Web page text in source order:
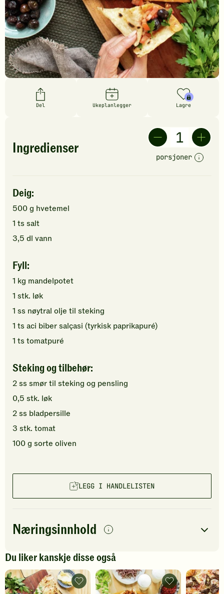
Del Ukeplanlegger Lagre
Ingredienser porsjoner
Deig:
500g hvetemel
1 ts salt
3,5 dl vann
Fyll:
1 kg mandelpotet
1 stk. løk
1 ss nøytral olje til steking
1 ts aci biber salçasi (tyrkisk paprikapuré)
1 ts tomatpuré
Steking og tilbehør:
2ss smørtil steking og pensling
0,5 stk. løk
2ss bladpersille
3 stk. tomat
100g sorte oliven
LEGG I HANDLELISTEN
Næringsinnhold
per porsjon
Navn på
næringsstoffetantall
Energi 3163kcal
Du liker kanskje disse også
Gözleme
med
Lahmacun
-